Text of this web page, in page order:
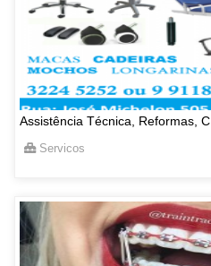
Assistência Técnica, Reformas, C
Servicos